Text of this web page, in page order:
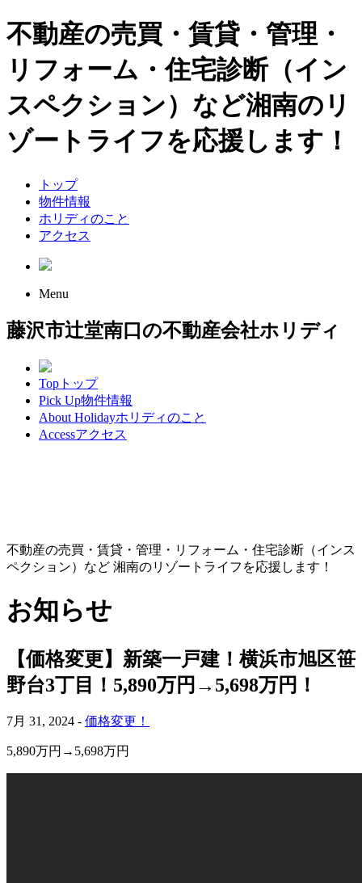
不動産の売買・賃貸・管理・
リフォーム・住宅診断（イン
スペクション）など湘南のリ
ゾートライフを応援します！
トップ
物件情報
ホリディのこと
アクセス
Menu
藤沢市辻堂南口の不動産会社ホリディ
Top トップ
Pick Up物件情報
About Holidayホリディのこと
Accessアクセス
不動産の売買・賃貸・管理・リフォーム・住宅診断（インス
ペクション）など 湘南のリゾートライフを応援します！
お知らせ
【価格変更】新築一戸建！横浜市旭区笹
野台3丁目！5,890万円→5,698万円！
7月 31, 2024 - 価格変更！
5,890万円→5,698万円